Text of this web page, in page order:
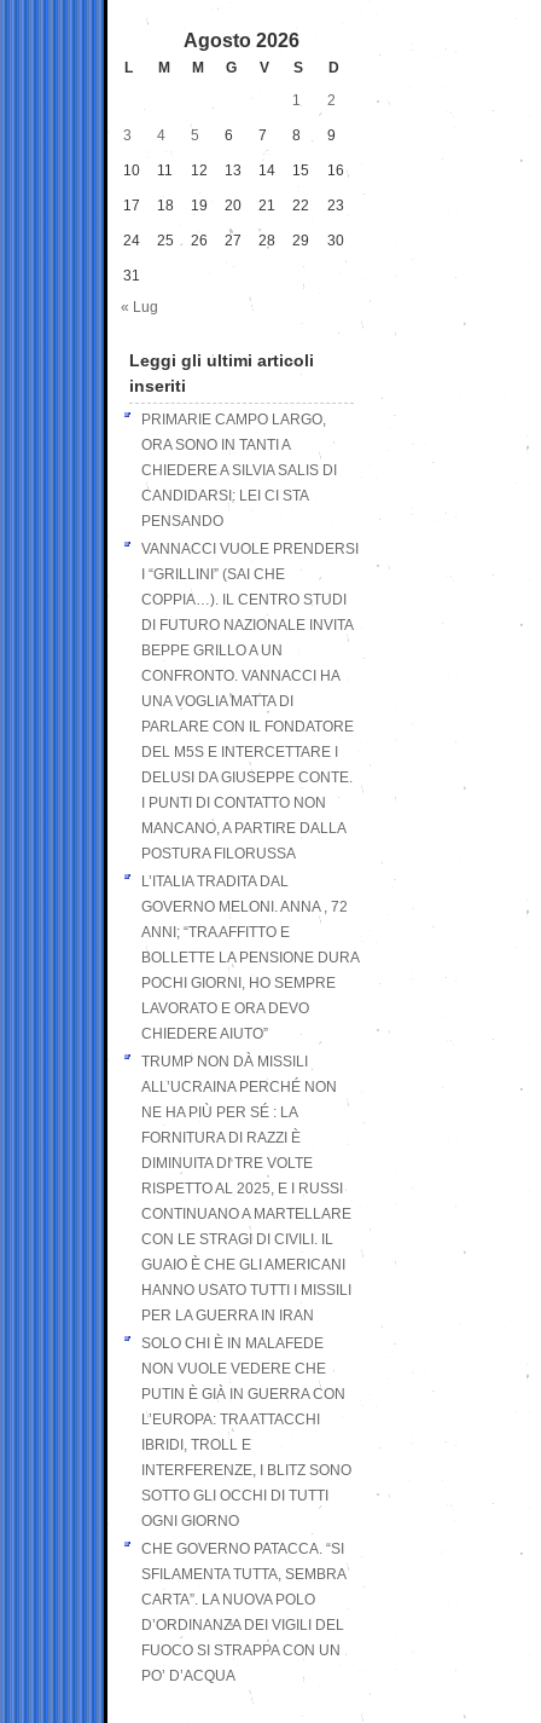
Agosto 2026
L M M G V S
D
1
2
3 4 5 6 7 8 9
10 11 12 13 14 15 16
17 18 19 20 21 22 23
24 25 26 27 28 29 30
31
« Lug
Leggi gli ultimi articoli
inseriti
PRIMARIE CAMPO LARGO,
ORA SONO IN TANTI A
CHIEDERE A SILVIA SALIS DI
CANDIDARSI: LEI CI STA
PENSANDO
VANNACCI VUOLE PRENDERSI
I “GRILLINI” (SAI CHE
COPPIA…). IL CENTRO STUDI
DI FUTURO NAZIONALE INVITA
BEPPE GRILLO A UN
CONFRONTO. VANNACCI HA
UNA VOGLIA MATTA DI
PARLARE CON IL FONDATORE
DEL M5S E INTERCETTARE I
DELUSI DA GIUSEPPE CONTE.
I PUNTI DI CONTATTO NON
MANCANO, A PARTIRE DALLA
POSTURA FILORUSSA
L’ITALIA TRADITA DAL
GOVERNO MELONI. ANNA , 72
ANNI; “TRA AFFITTO E
BOLLETTE LA PENSIONE DURA
POCHI GIORNI, HO SEMPRE
LAVORATO E ORA DEVO
CHIEDERE AIUTO”
TRUMP NON DÀ MISSILI
ALL’UCRAINA PERCHÉ NON
NE HA PIÙ PER SÉ : LA
FORNITURA DI RAZZI È
DIMINUITA DI TRE VOLTE
RISPETTO AL 2025, E I RUSSI
CONTINUANO A MARTELLARE
CON LE STRAGI DI CIVILI. IL
GUAIO È CHE GLI AMERICANI
HANNO USATO TUTTI I MISSILI
PER LA GUERRA IN IRAN
SOLO CHI È IN MALAFEDE
NON VUOLE VEDERE CHE
PUTIN È GIÀ IN GUERRA CON
L’EUROPA: TRA ATTACCHI
IBRIDI, TROLL E
INTERFERENZE, I BLITZ SONO
SOTTO GLI OCCHI DI TUTTI
OGNI GIORNO
CHE GOVERNO PATACCA. “SI
SFILAMENTA TUTTA, SEMBRA
CARTA”. LA NUOVA POLO
D’ORDINANZA DEI VIGILI DEL
FUOCO SI STRAPPA CON UN
PO’ D’ACQUA